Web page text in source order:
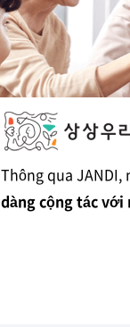
Thông qua
dàng cộng tác